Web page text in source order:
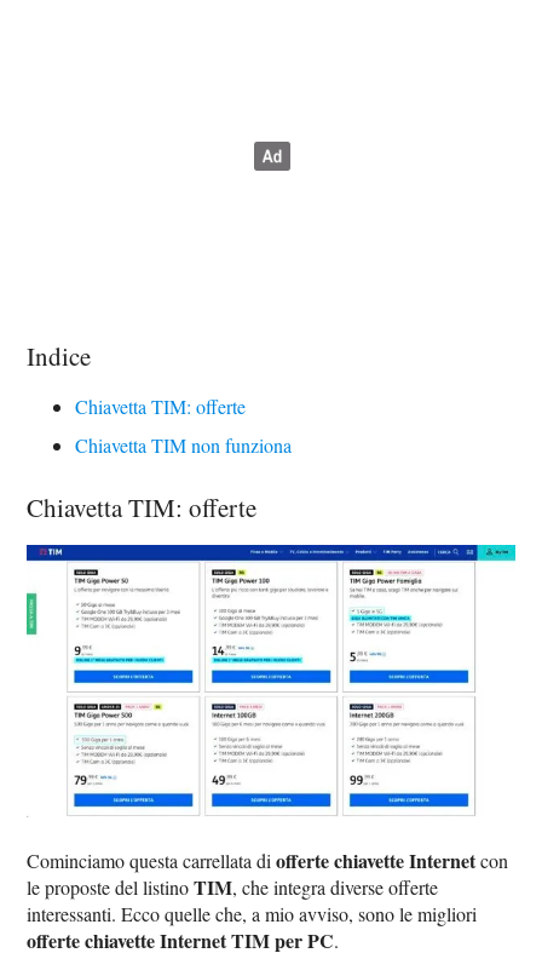
Indice
Chiavetta TIM: offerte
Chiavetta TIM non funziona
Chiavetta TIM: offerte
Cominciamo questa carrellata diofferte chiavette Internetcon
le proposte del listinoTIM, che integra diverse offerte
interessanti. Ecco quelle che, a mio avviso, sono le migliori
offerte chiavette Internet TIM per PC.